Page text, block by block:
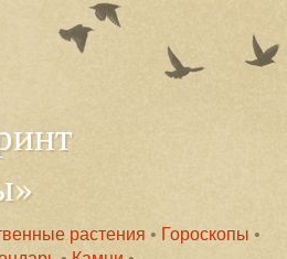
растения • Гороскопы •